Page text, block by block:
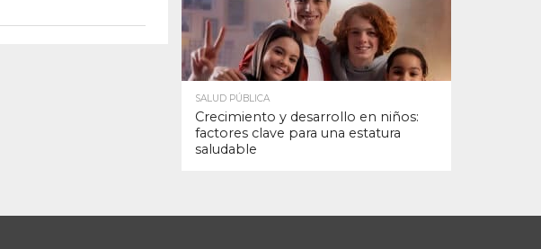
SALUD PÚBLICA
Crecimiento y desarrollo en niños:
factores clave para una estatura
saludable